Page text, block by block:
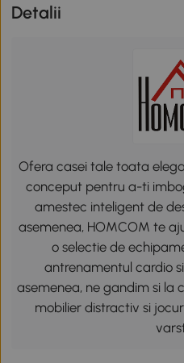
Detalii
Ofera casei tale toata
conceput pentru a-ti
amestec inteligent de
asemenea, HOMCOM te
o selectie de
antrenamentul cardio
asemenea, ne gandim si la
mobilier distractiv si